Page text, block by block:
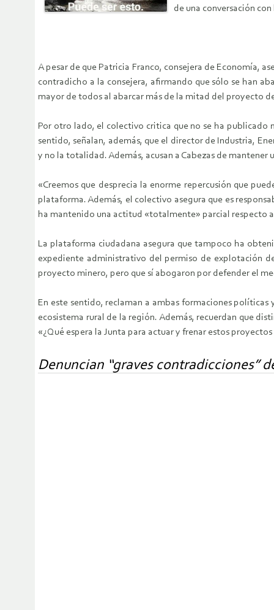
de una conversación
A pesar de que Patricia Franco, consejera de Economía,
contradicho a la consejera, afirmando que sólo se han
mayor de todos al abarcar más de la mitad del proyecto
Por otro lado, el colectivo critica que no se ha publicado
sentido, señalan, además, que el director de Industria,
y no la totalidad. Además, acusan a Cabezas de mantener
«Creemos que desprecia la enorme repercusión que
plataforma. Además, el colectivo asegura que es
ha mantenido una actitud «totalmente» parcial respecto
La plataforma ciudadana asegura que tampoco ha
expediente administrativo del permiso de explotación
proyecto minero, pero que sí abogaron por defender el
En este sentido, reclaman a ambas formaciones
ecosistema rural de la región. Además, recuerdan que
«¿Qué espera la Junta para actuar y frenar estos
Denuncian “graves contradicciones”